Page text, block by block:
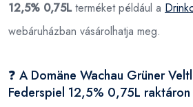
12,5% 0,75Lterméket például a
webáruházban vásárolhatja meg.
❓ A Domäne Wachau Grüner
Federspiel 12,5% 0,75L